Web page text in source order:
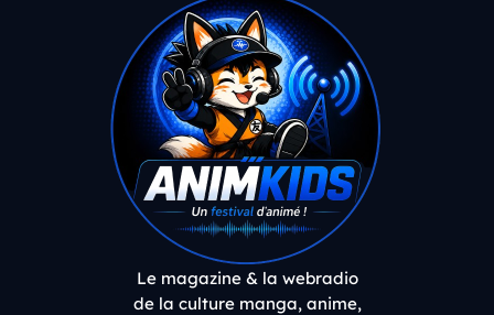
Le magazine & la webradio
de la culture manga, anime,